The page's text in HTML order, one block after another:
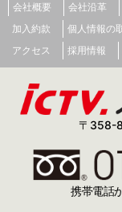
会社概要 会社沿革
加入約款
個人情報の
アクセス
採用情報
〒358-
携帯電話